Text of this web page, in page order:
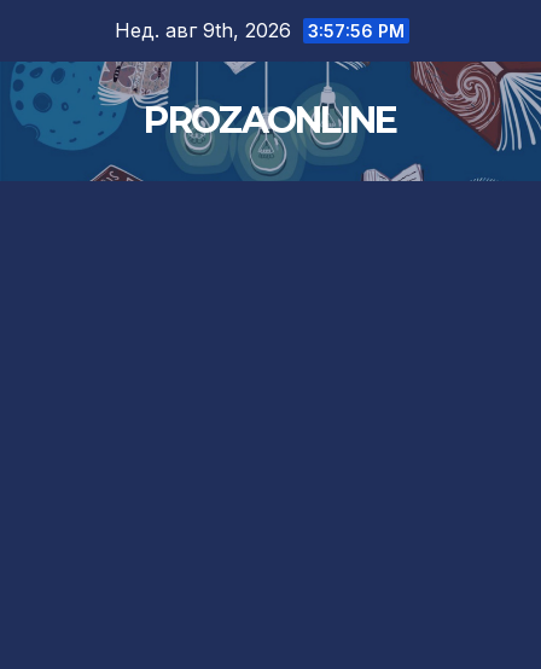
content
Нед. авг 9th, 2026 3:57:57 PM
PROZAONLINE